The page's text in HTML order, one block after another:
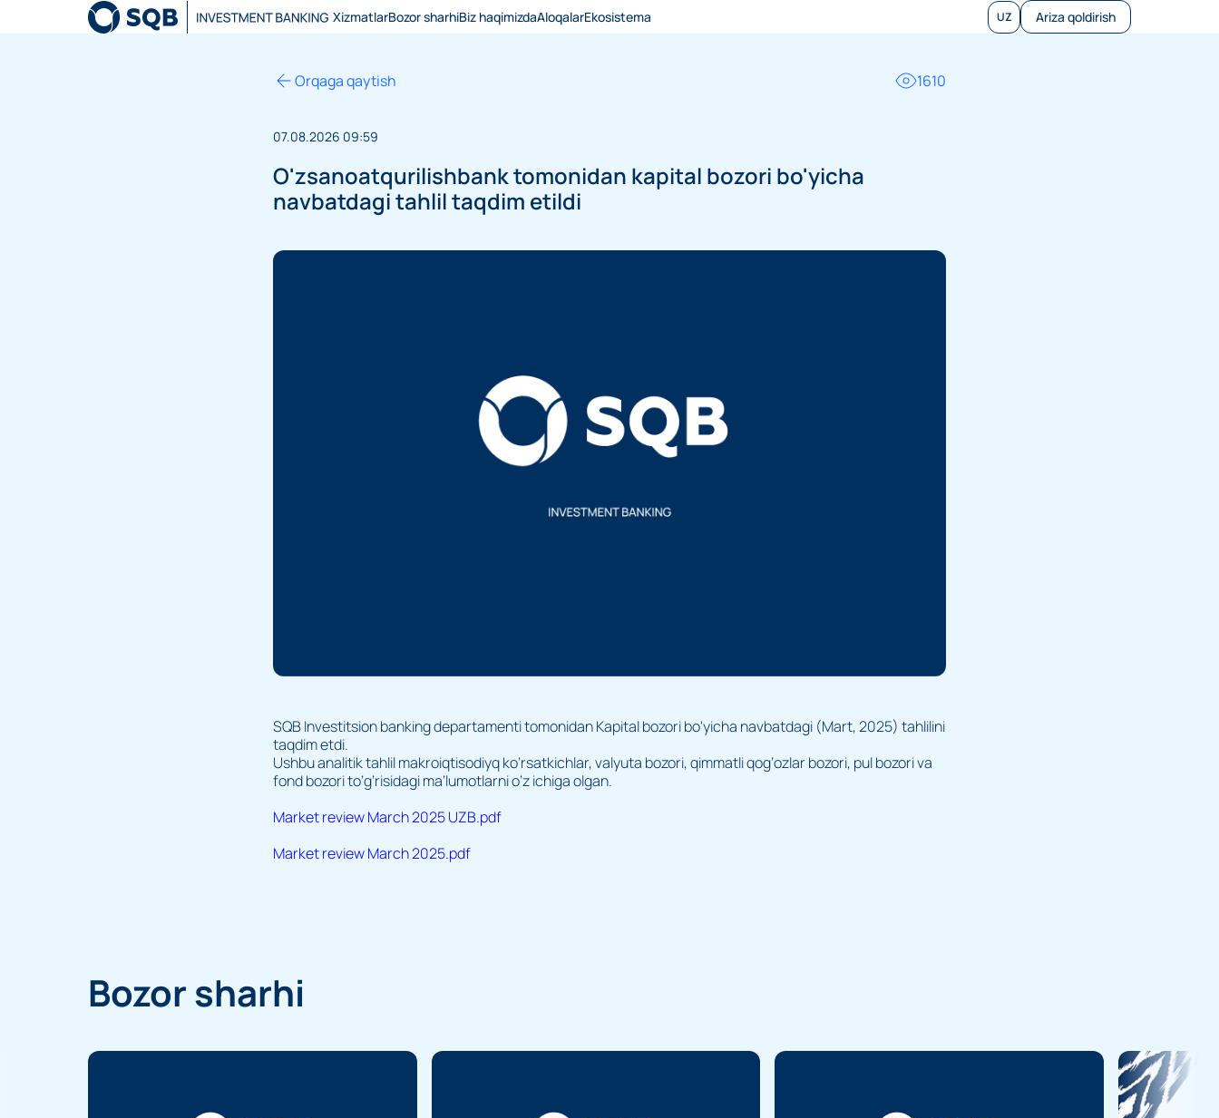
XizmatlarBozor sharhiBiz haqimizdaAloqalarEkosistema UZ Ariza qoldirish
Orqaga qaytish 1610
07.08.2026 09:59
O'zsanoatqurilishbank tomonidan kapital bozori bo'yicha
navbatdagi tahlil taqdim etildi
SQB Investitsion banking departamenti tomonidan Kapital bozori bo'yicha navbatdagi (Mart, 2025) tahlilini
taqdim etdi.
Ushbu analitik tahlil makroiqtisodiyq ko‘rsatkichlar, valyuta bozori, qimmatli qog‘ozlar bozori, pul bozori va
fond bozori to‘g‘risidagi ma‘lumotlarni o‘z ichiga olgan.
Market review March 2025 UZB.pdf
Market review March 2025.pdf
Bozor sharhi